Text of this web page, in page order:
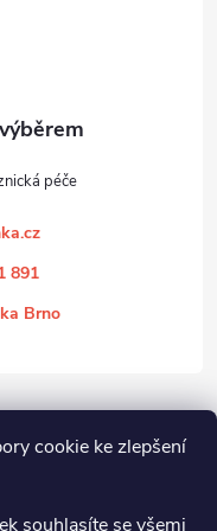
cookie ke zlepšení
souhlasíte se všemi
891
Brno